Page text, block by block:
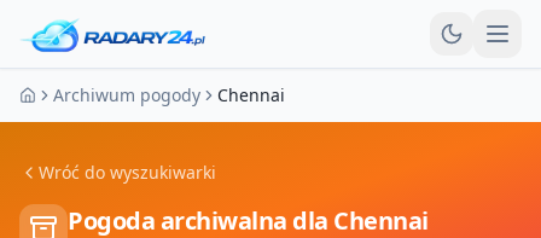
Strona główna
Archiwum pogody Chennai
Wróć do wyszukiwarki
Pogoda archiwalna dla Chennai